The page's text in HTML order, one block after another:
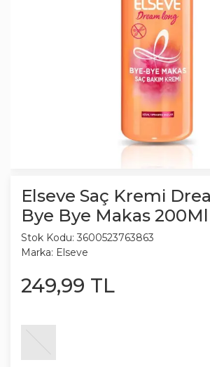
Elseve Saç Kremi
Bye Bye Makas 200Ml
Stok Kodu: 3600523763863
Marka: Elseve
249,99 TL